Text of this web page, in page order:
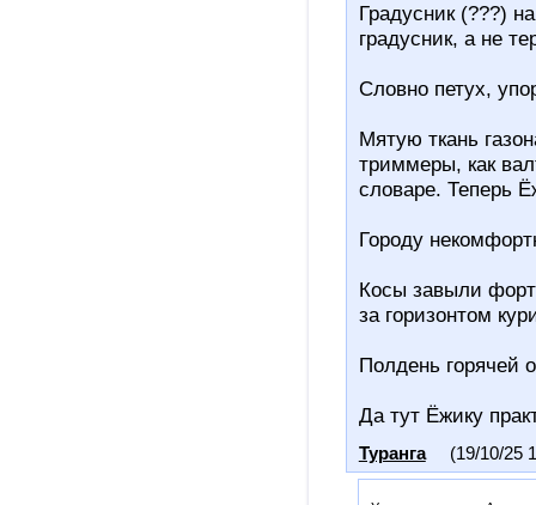
Градусник (???)
градусник, а не
Словно петух,
Мятую ткань
триммеры, как
словаре. Теперь
Городу
Косы завыли
за горизонтом
Полдень горячей
Да тут Ёжику
Туранга (19/10/25